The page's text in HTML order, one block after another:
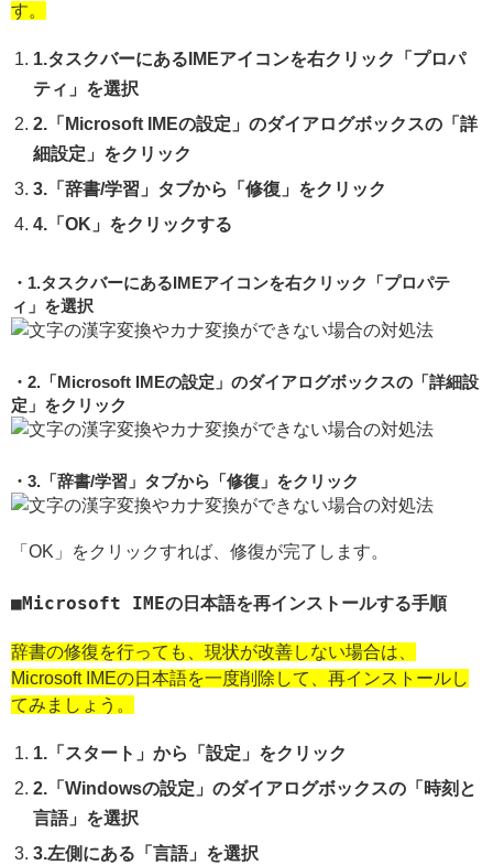
す。
1.タスクバーにあるIMEアイコンを右クリック「プロパ
ティ」を選択
2.「Microsoft IMEの設定」のダイアログボックスの「詳
細設定」をクリック
3.「辞書/学習」タブから「修復」をクリック
4.「OK」をクリックする
1.タスクバーにあるIMEアイコンを右クリック「プロパテ
ィ」を選択
2.「Microsoft IMEの設定」のダイアログボックスの「詳細設
定」をクリック
3.「辞書/学習」タブから「修復」をクリック
「OK」をクリックすれば、修復が完了します。
Microsoft IMEの日本語を再インストールする手順
辞書の修復を行っても、現状が改善しない場合は、
Microsoft IMEの日本語を一度削除して、再インストールし
てみましょう。
1.「スタート」から「設定」をクリック
2.「Windowsの設定」のダイアログボックスの「時刻と
言語」を選択
3.左側にある「言語」を選択